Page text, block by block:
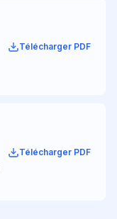
Télécharger PDF
Télécharger PDF